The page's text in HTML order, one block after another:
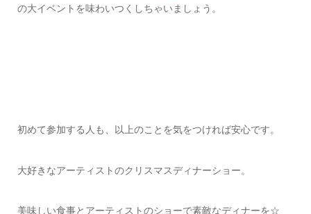
の大イベントを味わいつくしちゃいましょう。
初めて参加する人も、以上のことを気をつければ安心です。
大好きなアーティストのクリスマスディナーショー。
美味しい食事とアーティストのショーで素敵なディナーを☆